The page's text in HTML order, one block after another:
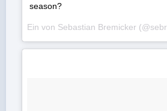
season?